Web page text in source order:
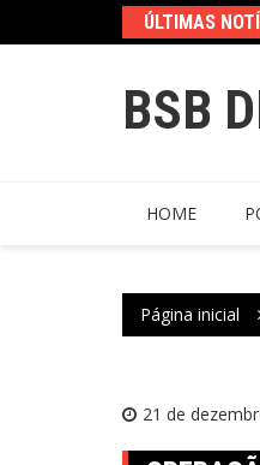
ÚLTIMAS
BSB
HOME
Página inicial
21 de